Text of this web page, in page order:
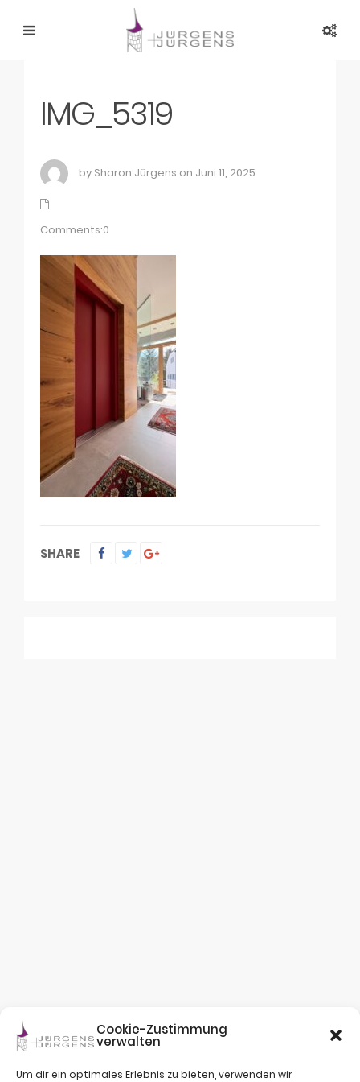
Cookie-Zustimmung
verwalten
Um dir ein optimales Erlebnis zu bieten, verwenden wir
IMG_5319
by Sharon Jürgens on Juni 11, 2025
Comments:0
SHARE